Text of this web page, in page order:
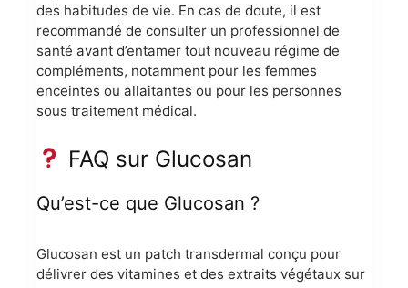
des habitudes de vie. En cas de doute, il est
recommandé de consulter un professionnel de
santé avant d’entamer tout nouveau régime de
compléments, notamment pour les femmes
enceintes ou allaitantes ou pour les personnes
sous traitement médical.
FAQ sur Glucosan
Qu’est-ce que Glucosan ?
Glucosan est un patch transdermal conçu pour
délivrer des vitamines et des extraits végétaux sur